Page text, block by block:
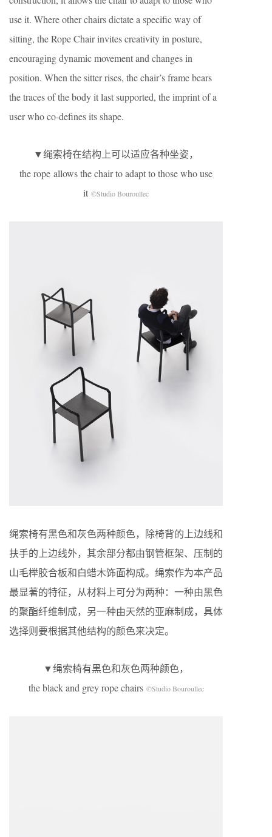
use it. Where other chairs dictate a specific way of
sitting, the Rope Chair invites creativity in posture,
encouraging dynamic movement and changes in
position. When the sitter rises, the chair’s frame bears
the traces of the body it last supported, the imprint of a
user who co-defines its shape.
▼绳索椅在结构上可以适应各种坐姿，
the rope allows the chair to adapt to those who use
it ©Studio Bouroullec
绳索椅有黑色和灰色两种颜色，除椅背的上边线和
扶手的上边线外，其余部分都由钢管框架、压制的
山毛榉胶合板和白蜡木饰面构成。绳索作为本产品
最显著的特征，从材料上可分为两种：一种由黑色
的聚酯纤维制成，另一种由天然的亚麻制成，具体
选择则要根据其他结构的颜色来决定。
▼绳索椅有黑色和灰色两种颜色，
the black and grey rope chairs ©Studio Bouroullec